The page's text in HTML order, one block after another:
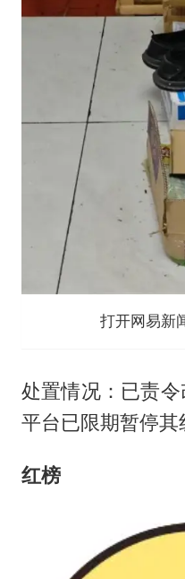
打开网易新
处置情况：已责
平台已限期暂停其
红榜